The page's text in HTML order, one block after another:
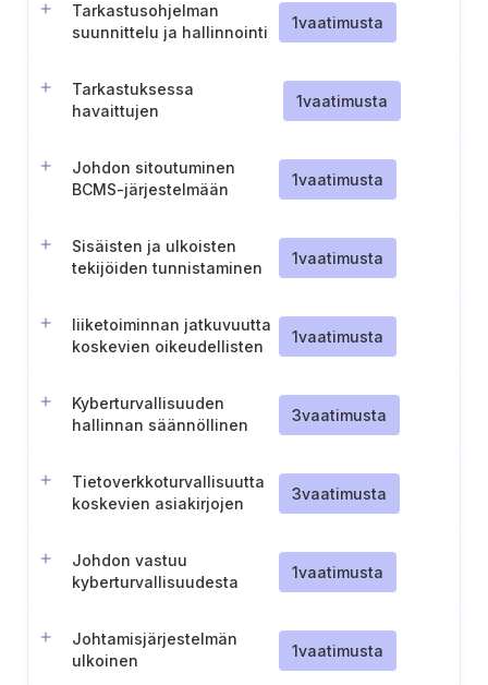
Tarkastusohjelman
suunnittelu ja hallinnointi
1vaatimusta
Tarkastuksessa
havaittujen
1vaatimusta
Johdon sitoutuminen
BCMS-järjestelmään
1vaatimusta
Sisäisten ja ulkoisten
tekijöiden tunnistaminen
varten.
1vaatimusta
liiketoiminnan jatkuvuutta
koskevien oikeudellisten
1vaatimusta
Kyberturvallisuuden
hallinnan säännöllinen
3vaatimusta
Tietoverkkoturvallisuutta
koskevien asiakirjojen
3vaatimusta
Johdon vastuu
kyberturvallisuudesta
1vaatimusta
Johtamisjärjestelmän
ulkoinen
1vaatimusta